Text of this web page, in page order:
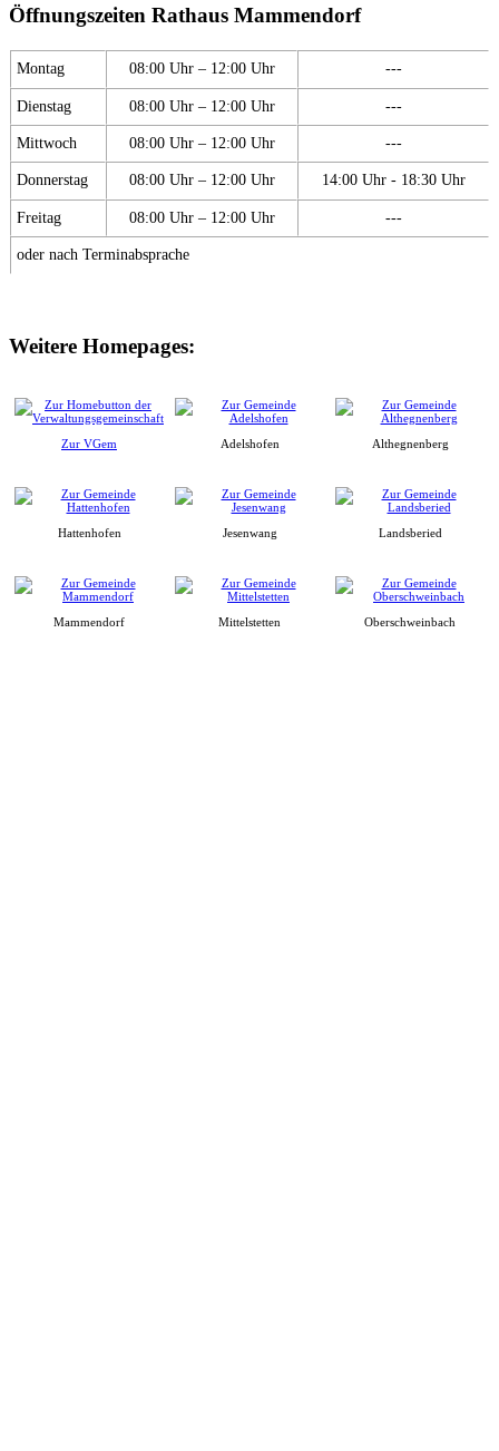
Öffnungszeiten Rathaus Mammendorf
Montag 08:00 Uhr – 12:00 Uhr ---
Dienstag 08:00 Uhr – 12:00 Uhr ---
Mittwoch 08:00 Uhr – 12:00 Uhr ---
Donnerstag 08:00 Uhr – 12:00 Uhr 14:00 Uhr - 18:30 Uhr
Freitag 08:00 Uhr – 12:00 Uhr ---
oder nach Terminabsprache
Weitere Homepages:
Zur VGem Adelshofen Althegnenberg
Hattenhofen Jesenwang Landsberied
Mammendorf Mittelstetten Oberschweinbach